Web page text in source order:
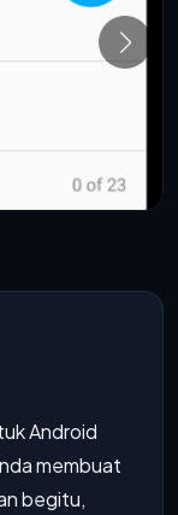
Android
membuat
begitu,